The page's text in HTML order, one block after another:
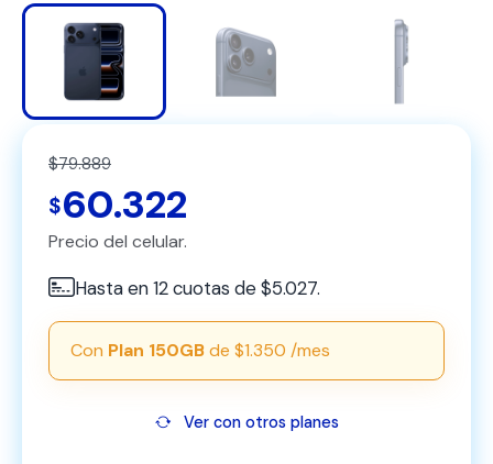
$79.889
$60.322
Precio del celular.
Hasta en 12 cuotas de $5.027.
Con Plan 150GBde $1.350 /mes
Ver con otros planes